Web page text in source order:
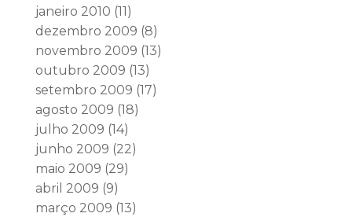
janeiro 2010 (11)
dezembro 2009 (8)
novembro 2009 (13)
outubro 2009 (13)
setembro 2009 (17)
agosto 2009 (18)
julho 2009 (14)
junho 2009 (22)
maio 2009 (29)
abril 2009 (9)
março 2009 (13)